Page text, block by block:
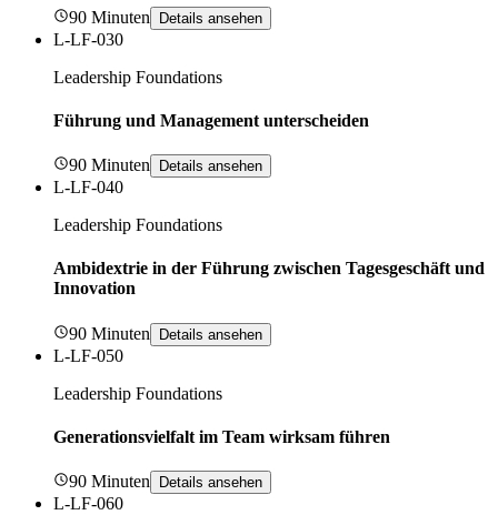
90 Minuten Details ansehen
L-LF-030
Leadership Foundations
Führung und Management unterscheiden
90 Minuten Details ansehen
L-LF-040
Leadership Foundations
Ambidextrie in der Führung zwischen Tagesgeschäft und
Innovation
90 Minuten Details ansehen
L-LF-050
Leadership Foundations
Generationsvielfalt im Team wirksam führen
90 Minuten Details ansehen
L-LF-060